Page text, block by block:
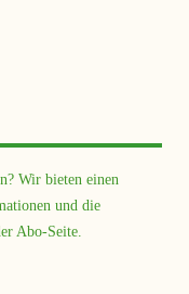
Wir bieten einen
und die
Abo-Seite.